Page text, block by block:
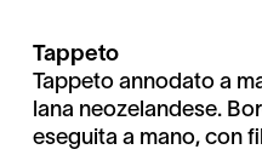
Tappeto
Tappeto annodato a
lana neozelandese.
eseguita a mano, con